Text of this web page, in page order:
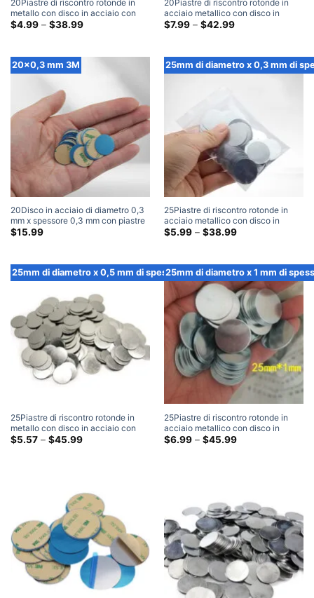
20Piastre di riscontro rotonde in
metallo con disco in acciaio con
disco in acciaio di diametro mm x
$4.99 – $38.99Fascia
Attraverso
20Piastre di riscontro rotonde in
acciaio metallico con disco in
acciaio di diametro mm x 1 mm di
$7.99 – $42.99Fascia
Attraverso
$42.99
20x0,3 mm 3M
20Disco in acciaio di diametro 0,3
mm x spessore 0,3 mm con piastre
di riscontro metalliche rotonde
$15.99
25mm di diametro x 0,3 mm di
25Piastre di riscontro rotonde in
acciaio metallico con disco in
acciaio di diametro mm x 0,3 mm di
$5.99 – $38.99Fascia
Attraverso
$38.99
25mm di diametro x 0,5 mm di spessore
25Piastre di riscontro rotonde in
metallo con disco in acciaio con
disco in acciaio di diametro mm x
$5.57 – $45.99Fascia
25mm di diametro x 1 mm di
25Piastre di riscontro rotonde in
acciaio metallico con disco in
acciaio di diametro mm x 1 mm di
$6.99 – $45.99Fascia